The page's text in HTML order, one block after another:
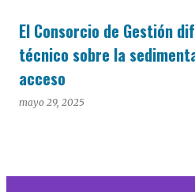
El Consorcio de Gestión
técnico sobre la
acceso
mayo 29, 2025